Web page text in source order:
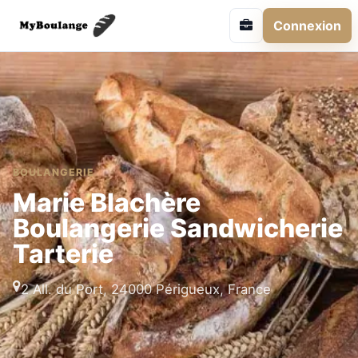
Connexion
BOULANGERIE
Marie Blachère
Boulangerie Sandwicherie
Tarterie
2 All. du Port, 24000 Périgueux, France